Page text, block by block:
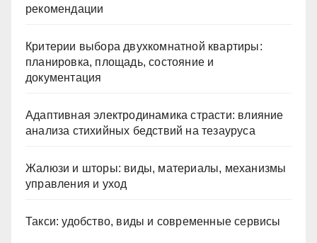
рекомендации
Критерии выбора двухкомнатной квартиры:
планировка, площадь, состояние и
документация
Адаптивная электродинамика страсти: влияние
анализа стихийных бедствий на тезауруса
Жалюзи и шторы: виды, материалы, механизмы
управления и уход
Такси: удобство, виды и современные сервисы